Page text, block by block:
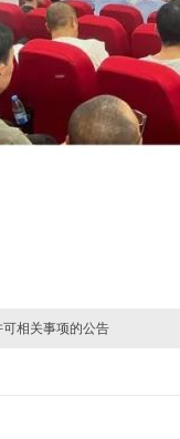
相关事项的公告